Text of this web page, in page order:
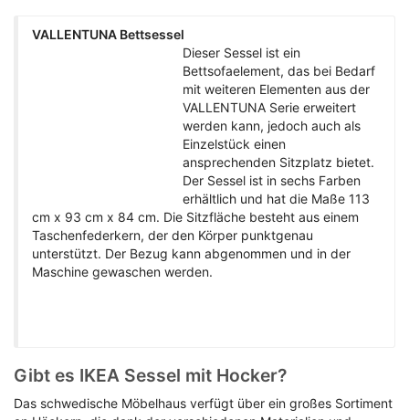
VALLENTUNA Bettsessel
Dieser Sessel ist ein
Bettsofaelement, das bei Bedarf
mit weiteren Elementen aus der
VALLENTUNA Serie erweitert
werden kann, jedoch auch als
Einzelstück einen
ansprechenden Sitzplatz bietet.
Der Sessel ist in sechs Farben
erhältlich und hat die Maße 113
cm x 93 cm x 84 cm. Die Sitzfläche besteht aus einem
Taschenfederkern, der den Körper punktgenau
unterstützt. Der Bezug kann abgenommen und in der
Maschine gewaschen werden.
Gibt es IKEA Sessel mit Hocker?
Das schwedische Möbelhaus verfügt über ein großes Sortiment